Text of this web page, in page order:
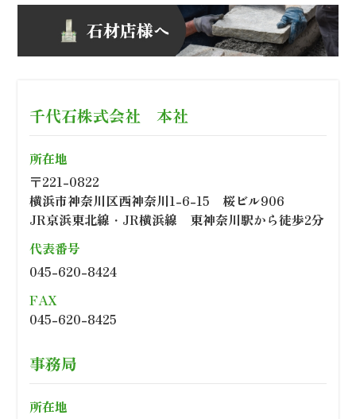
千代石株式会社 本社
所在地
〒221-0822
横浜市神奈川区西神奈川1-6-15 桜ビル906
JR京浜東北線・JR横浜線 東神奈川駅から徒歩2分
代表番号
045-620-8424
FAX
045-620-8425
事務局
所在地